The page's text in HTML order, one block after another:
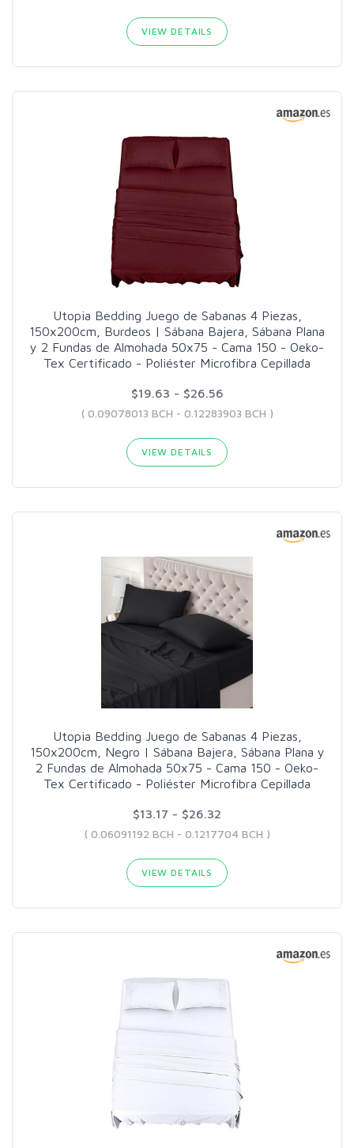
VIEW DETAILS
Utopia Bedding Juego de Sabanas 4 Piezas,
150x200cm, Burdeos | Sábana Bajera, Sábana Plana
y 2 Fundas de Almohada 50x75 - Cama 150 - Oeko-
Tex Certificado - Poliéster Microfibra Cepillada
$19.63 - $26.56
( 0.09078013 BCH - 0.12283903 BCH )
VIEW DETAILS
Utopia Bedding Juego de Sabanas 4 Piezas,
150x200cm, Negro | Sábana Bajera, Sábana Plana y
2 Fundas de Almohada 50x75 - Cama 150 - Oeko-
Tex Certificado - Poliéster Microfibra Cepillada
$13.17 - $26.32
( 0.06091192 BCH - 0.1217704 BCH )
VIEW DETAILS